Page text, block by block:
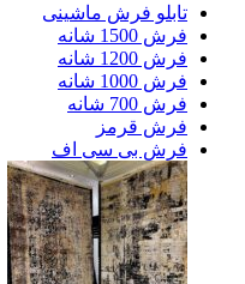
تابلو فرش ماشینی
فرش 1500 شانه
فرش 1200 شانه
فرش 1000 شانه
فرش 700 شانه
فرش قرمز
فرش بی سی اف